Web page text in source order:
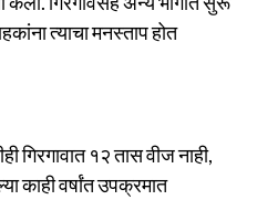
त्याचा मनस्ताप होत
गिरगावात १२ तास वीज नाही,
काही वर्षांत उपक्रमात